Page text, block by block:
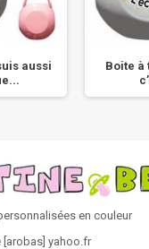
aussi
Boite à
en couleur
[arobas] yahoo.fr